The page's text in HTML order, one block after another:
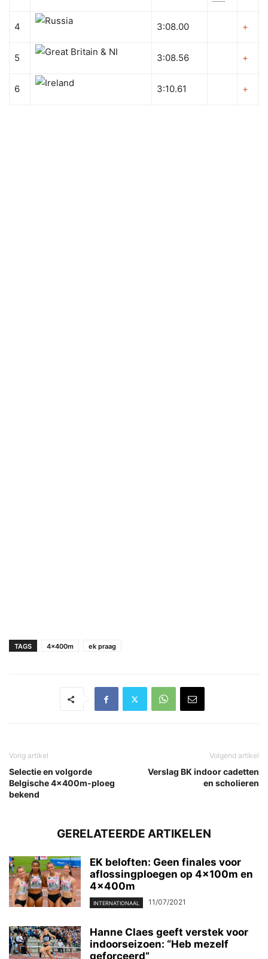
4 3:08.00 +
5 3:08.56 +
6 3:10.61 +
TAGS 4x400m ek praag
Vorig artikel
Selectie en volgorde
Belgische 4x400m-ploeg
bekend
Volgend artikel
Verslag BK indoor cadetten
en scholieren
GERELATEERDE ARTIKELEN
EK beloften: Geen finales voor
aflossingploegen op 4x100m en
4x400m
INTERNATIONAAL 11/07/2021
Hanne Claes geeft verstek voor
indoorseizoen: “Heb mezelf
geforceerd”